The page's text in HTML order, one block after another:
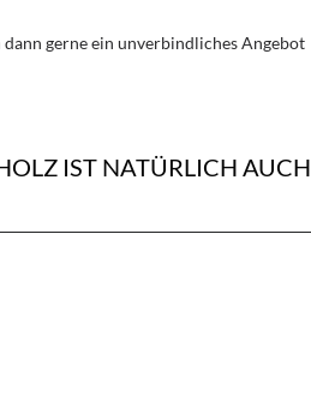
gerne ein unverbindliches Angebot
IST NATÜRLICH AUCH